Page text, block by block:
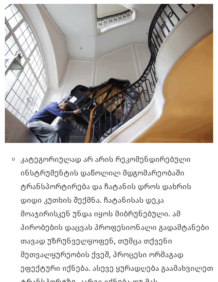
კატეგორიულად არ არის რეკომენდირებული
ინსტრუმენტის დაწოლილ მდგომარეობაში
ტრანსპორტირება და ჩატანის დროს დახრის
დიდი კუთხის შექმნა. ჩატანისას დეკა
მოაჯირისკენ უნდა იყოს მიბრუნებული. ამ
პირობების დაცვას პროფესიონალი გადამტანები
თავად უზრუნველყოფენ, თუმცა თქვენი
მეთვალყურეობის ქვეშ, პროცესი ორმაგად
ეფექტური იქნება. ასევე ყურადღება გაამახვილეთ